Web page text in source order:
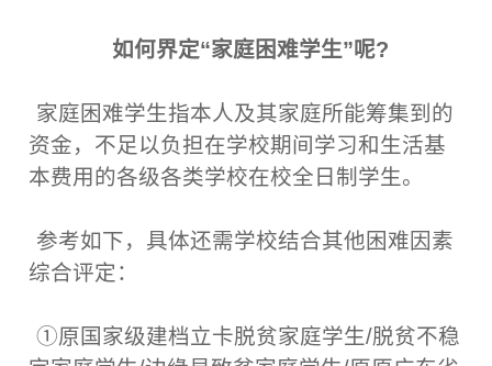
如何界定“家庭困难学生”呢?
家庭困难学生指本人及其家庭所能筹集到的
资金，不足以负担在学校期间学习和生活基
本费用的各级各类学校在校全日制学生。
参考如下，具体还需学校结合其他困难因素
综合评定：
①原国家级建档立卡脱贫家庭学生/脱贫不稳